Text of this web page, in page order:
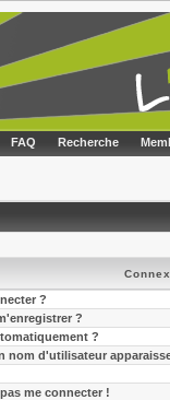
FAQ Recherche
?
?
?
nom d'utilisateur
me connecter !